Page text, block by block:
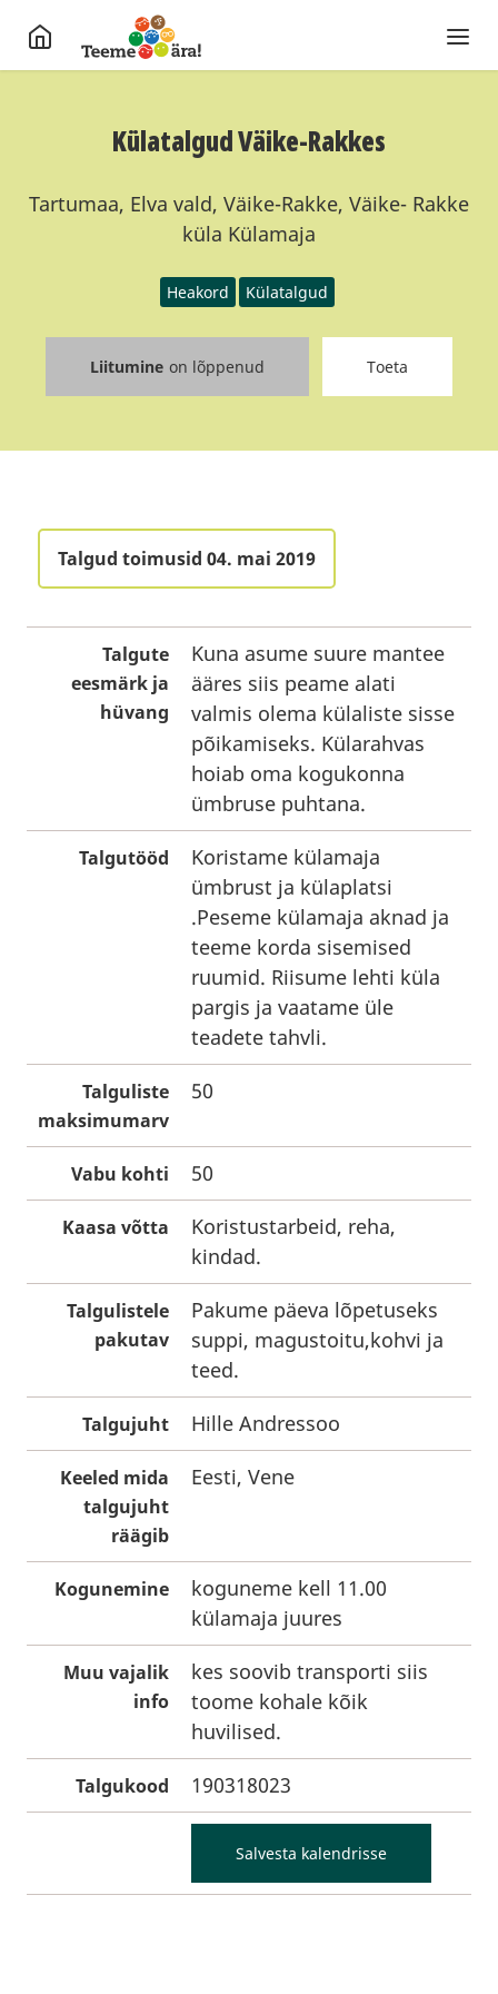
Külatalgud Väike-Rakkes
Tartumaa, Elva vald, Väike-Rakke, Väike- Rakke
küla Külamaja
Heakord Külatalgud
Liitumine on lõppenud Toeta
Talgud toimusid 04. mai 2019
Talgute
eesmärk ja
hüvang
Kuna asume suure mantee
ääres siis peame alati
valmis olema külaliste sisse
põikamiseks. Külarahvas
hoiab oma kogukonna
ümbruse puhtana.
Talgutööd
Koristame külamaja
ümbrust ja külaplatsi
.Peseme külamaja aknad ja
teeme korda sisemised
ruumid. Riisume lehti küla
pargis ja vaatame üle
teadete tahvli.
Talguliste
maksimumarv
50
Vabu kohti 50
Kaasa võtta
Koristustarbeid, reha,
kindad.
Talgulistele
pakutav
Pakume päeva lõpetuseks
suppi, magustoitu,kohvi ja
teed.
Talgujuht Hille Andressoo
Keeled mida
talgujuht
räägib
Eesti, Vene
Kogunemine
koguneme kell 11.00
külamaja juures
Muu vajalik
info
kes soovib transporti siis
toome kohale kõik
huvilised.
Talgukood 190318023
Salvesta kalendrisse